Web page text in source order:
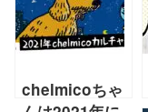
chelmicoちゃ